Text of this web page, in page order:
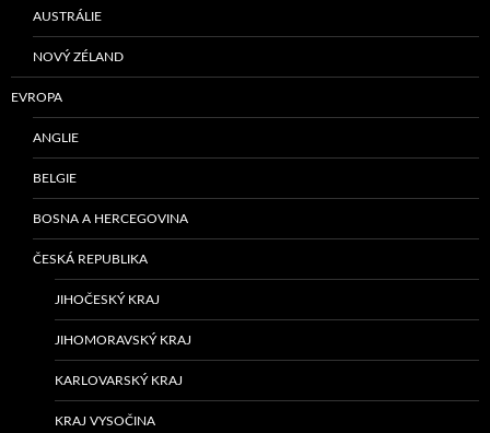
AUSTRÁLIE
NOVÝ ZÉLAND
EVROPA
ANGLIE
BELGIE
BOSNA A HERCEGOVINA
ČESKÁ REPUBLIKA
JIHOČESKÝ KRAJ
JIHOMORAVSKÝ KRAJ
KARLOVARSKÝ KRAJ
KRAJ VYSOČINA